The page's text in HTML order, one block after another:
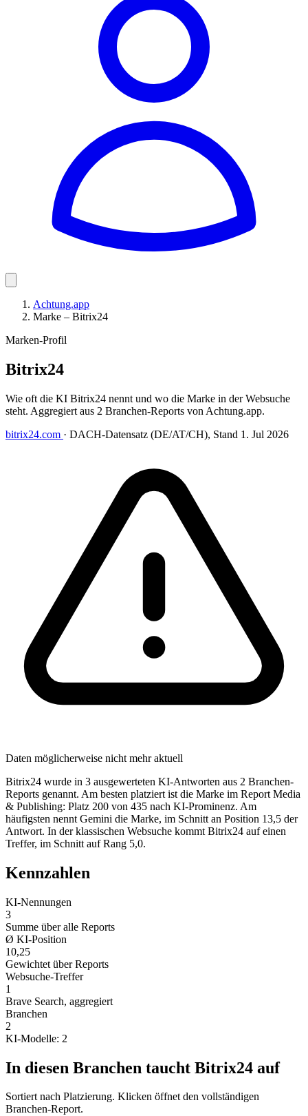
Achtung.app
Marke – Bitrix24
Marken-Profil
Bitrix24
Wie oft die KI Bitrix24 nennt und wo die Marke in der Websuche
steht. Aggregiert aus 2 Branchen-Reports von Achtung.app.
bitrix24.com · DACH-Datensatz (DE/AT/CH), Stand 1. Jul 2026
Daten möglicherweise nicht mehr aktuell
Bitrix24 wurde in 3 ausgewerteten KI-Antworten aus 2 Branchen-
Reports genannt. Am besten platziert ist die Marke im Report Media
& Publishing: Platz 200 von 435 nach KI-Prominenz. Am
häufigsten nennt Gemini die Marke, im Schnitt an Position 13,5 der
Antwort. In der klassischen Websuche kommt Bitrix24 auf einen
Treffer, im Schnitt auf Rang 5,0.
Kennzahlen
KI-Nennungen
3
Summe über alle Reports
Ø KI-Position
10,25
Gewichtet über Reports
Websuche-Treffer
1
Brave Search, aggregiert
Branchen
2
KI-Modelle: 2
In diesen Branchen taucht Bitrix24 auf
Sortiert nach Platzierung. Klicken öffnet den vollständigen
Branchen-Report.